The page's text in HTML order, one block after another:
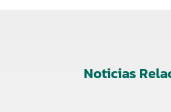
Noticias